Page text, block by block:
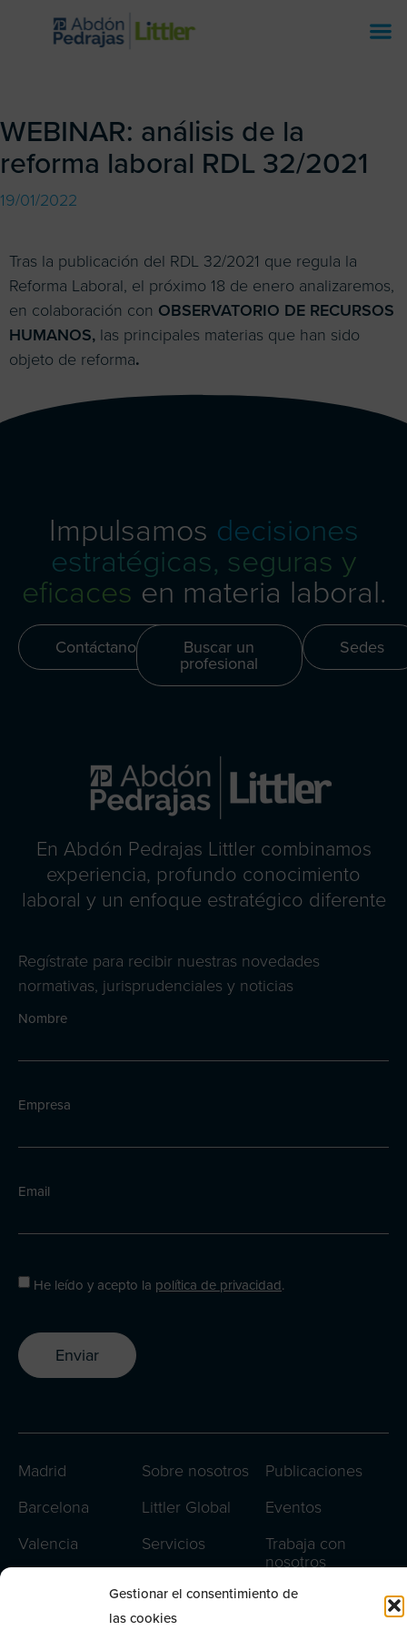
Gestionar el consentimiento de
las cookies
WEBINAR: análisis de la
reforma laboral RDL 32/2021
19/01/2022
Tras la publicación del RDL 32/2021 que regula la
Reforma Laboral, el próximo 18 de enero analizaremos,
en colaboración con OBSERVATORIO DE RECURSOS
HUMANOS, las principales materias que han sido
objeto de reforma.
Impulsamos decisiones
estratégicas, seguras y
eficaces en materia laboral.
Contáctanos Buscar un
profesional
Sedes
En Abdón Pedrajas Littler combinamos
experiencia, profundo conocimiento
laboral y un enfoque estratégico diferente
Regístrate para recibir nuestras novedades
normativas, jurisprudenciales y noticias
Nombre
Empresa
Email
He leído y acepto la política de privacidad.
Enviar
Sobre nosotros
Littler Global
Servicios
Publicaciones
Eventos
Trabaja con
nosotros
Contacto
Madrid
Barcelona
Valencia